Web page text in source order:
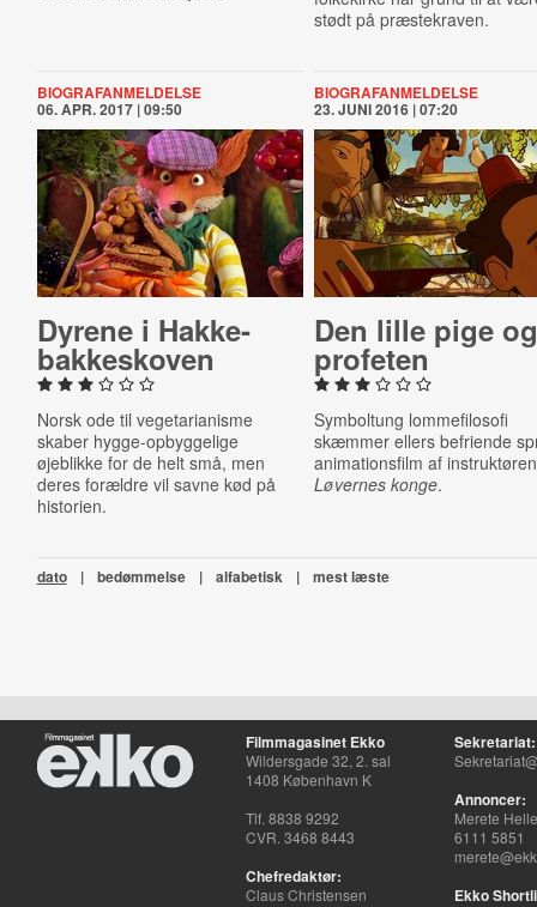
stødt på præstekraven.
BIOGRAFANMELDELSE
06. APR. 2017 | 09:50
Dyrene i Hak­ke­
bak­ke­sko­ven
Norsk ode til vegetarianisme
skaber hygge-opbyggelige
øjeblikke for de helt små, men
deres forældre vil savne kød på
historien.
BIOGRAFANMELDELSE
23. JUNI 2016 | 07:20
Den lille pige
profeten
Symboltung lommefilosofi
skæmmer ellers befriende
animationsfilm af
Løvernes konge.
dato | bedømmelse | alfabetisk | mest læste
Filmmagasinet Ekko
Wildersgade 32, 2. sal
1408 København K
Tlf. 8838 9292
CVR. 3468 8443
Chefredaktør:
Claus Christensen
Sekretariat:
Annoncer:
Merete
6111 5851
Ekko